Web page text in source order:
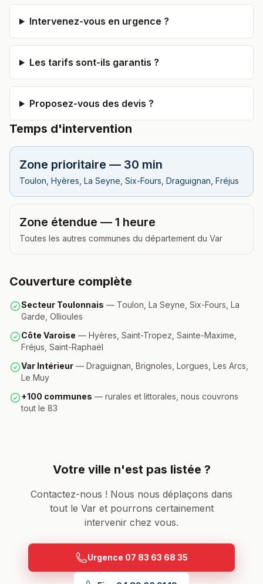
Intervenez-vous en urgence ?
Les tarifs sont-ils garantis ?
Proposez-vous des devis ?
Temps d'intervention
Zone prioritaire — 30 min
Toulon, Hyères, La Seyne, Six-Fours, Draguignan, Fréjus
Zone étendue — 1 heure
Toutes les autres communes du département du Var
Couverture complète
Secteur Toulonnais — Toulon, La Seyne, Six-Fours, La
Garde, Ollioules
Côte Varoise — Hyères, Saint-Tropez, Sainte-Maxime,
Fréjus, Saint-Raphaël
Var Intérieur — Draguignan, Brignoles, Lorgues, Les Arcs,
Le Muy
+100 communes — rurales et littorales, nous couvrons
tout le 83
Votre ville n'est pas listée ?
Contactez-nous ! Nous nous déplaçons dans
tout le Var et pourrons certainement
intervenir chez vous.
Urgence 07 83 63 68 35